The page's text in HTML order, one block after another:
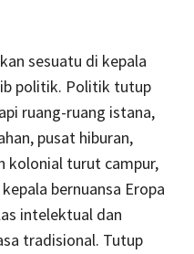
sesuatu di kepala
politik. Politik tutup
ruang-ruang istana,
pusat hiburan,
kolonial turut campur,
bernuansa Eropa
intelektual dan
tradisional. Tutup